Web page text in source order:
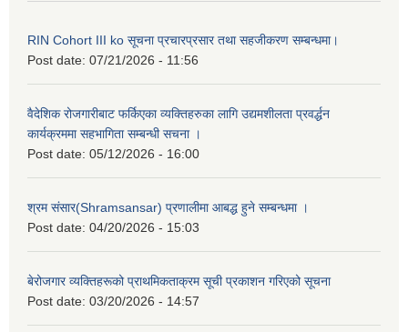
RIN Cohort III ko सूचना प्रचारप्रसार तथा सहजीकरण सम्बन्धमा।
Post date: 07/21/2026 - 11:56
वैदेशिक रोजगारीबाट फर्किएका व्यक्तिहरुका लागि उद्यमशीलता प्रवर्द्धन
कार्यक्रममा सहभागिता सम्बन्धी सचना ।
Post date: 05/12/2026 - 16:00
श्रम संसार(Shramsansar) प्रणालीमा आबद्ध हुने सम्बन्धमा ।
Post date: 04/20/2026 - 15:03
बेरोजगार व्यक्तिहरूको प्राथमिकताक्रम सूची प्रकाशन गरिएको सूचना
Post date: 03/20/2026 - 14:57